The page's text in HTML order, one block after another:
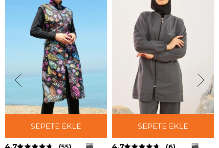
SEPETE EKLE
(55)
SEPETE EKLE
(6)